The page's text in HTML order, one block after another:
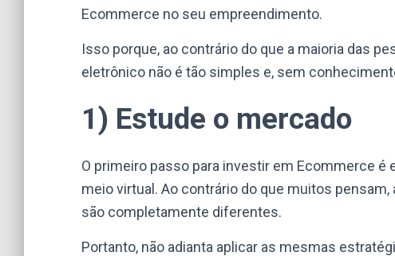
Ecommerce no seu empreendimento.
Isso porque, ao contrário do que a maioria das
eletrônico não é tão simples e, sem
1) Estude o mercado
O primeiro passo para investir em Ecommerce
meio virtual. Ao contrário do que muitos
são completamente diferentes.
Portanto, não adianta aplicar as mesmas